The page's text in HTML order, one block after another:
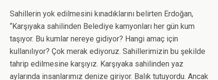
Sahillerin yok edilmesini kınadıklarını belirten Erdoğan,
“Karşıyaka sahilinden Belediye kamyonları her gün kum
taşıyor. Bu kumlar nereye gidiyor? Hangi amaç için
kullanılıyor? Çok merak ediyoruz. Sahillerimizin bu şekilde
tahrip edilmesine karşıyız. Karşıyaka sahilinden yaz
aylarında insanlarımız denize giriyor. Balık tutuyordu. Ancak